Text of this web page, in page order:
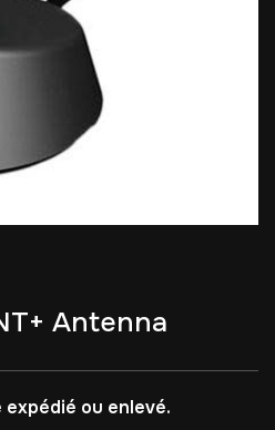
Antenna
ou enlevé.